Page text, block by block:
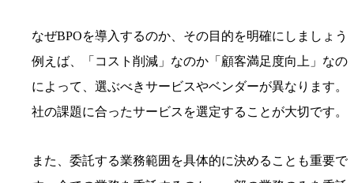
なぜBPOを導入するのか、その目的を明確にしましょう
例えば、「コスト削減」なのか「顧客満足度向上」なの
によって、選ぶべきサービスやベンダーが異なります。
社の課題に合ったサービスを選定することが大切です。
また、委託する業務範囲を具体的に決めることも重要で